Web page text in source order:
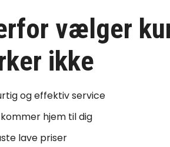
vælger
ikke
og effektiv service
hjem til dig
lave priser